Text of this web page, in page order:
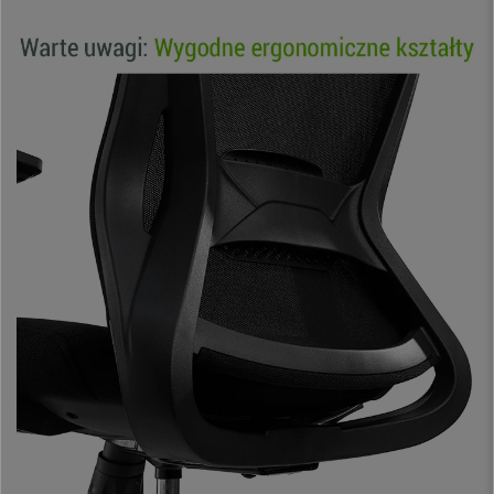
hetde hoek tussen de rugleuning en de zitting varieert. U kan hem
ook vastzetten en de hardheid of spanning aanpassen waarmee het
systeem werkt.
zitting is voorzien van een vulling met hoge dichtheid
aangename en zeer r esistente bekleding
. De materiaalkeuze garandeert
een comfort, ook bij langdurig gebruik.
in hoogte verstelbare armleuningen met zachte rubberen
dragen bij aan de ergonomie en zorgen voor een goede
lichaamshouding.
geïntegreerde hoofdsteun is ruim en
Deze stoel is ontworpen voor een veeleisend gebruik, ideaal
voor kantooromgevingen of thuis.
De kwaliteit is buitengewoon. Het elegante verchroomde stalen onderstel
geeft stevigheid en stabiliteit dat duidelijk het verschil maakt ten opzichte
Dit model is ontworpen en vervaardigd volgensveeleisende
voorschriften op het gebied van afmetingen, veiligheid, stabiliteit,